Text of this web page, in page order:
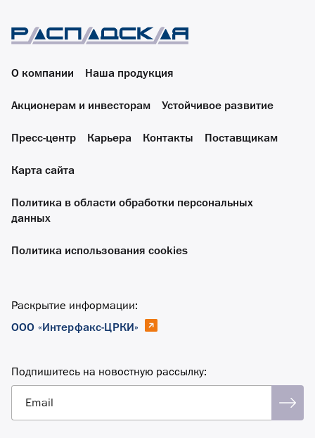
О компании Наша продукция
Акционерам и инвесторам Устойчивое развитие
Пресс-центр Карьера Контакты Поставщикам
Карта сайта
Политика в области обработки персональных
данных
Политика использования cookies
Раскрытие информации:
ООО «Интерфакс-ЦРКИ»
Подпишитесь на новостную рассылку:
Email